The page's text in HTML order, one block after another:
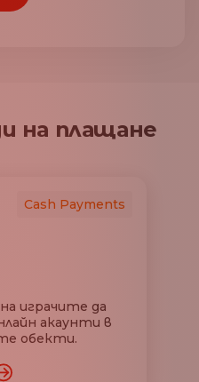
на плащане
Cash Payments
играчите да
акаунти в
обекти.